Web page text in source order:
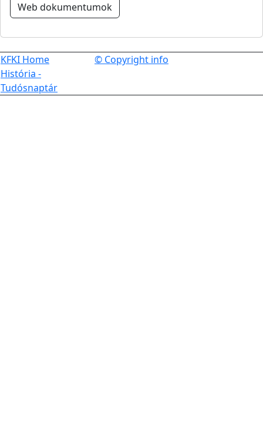
Web dokumentumok
KFKI Home
História -
Tudósnaptár
© Copyright info